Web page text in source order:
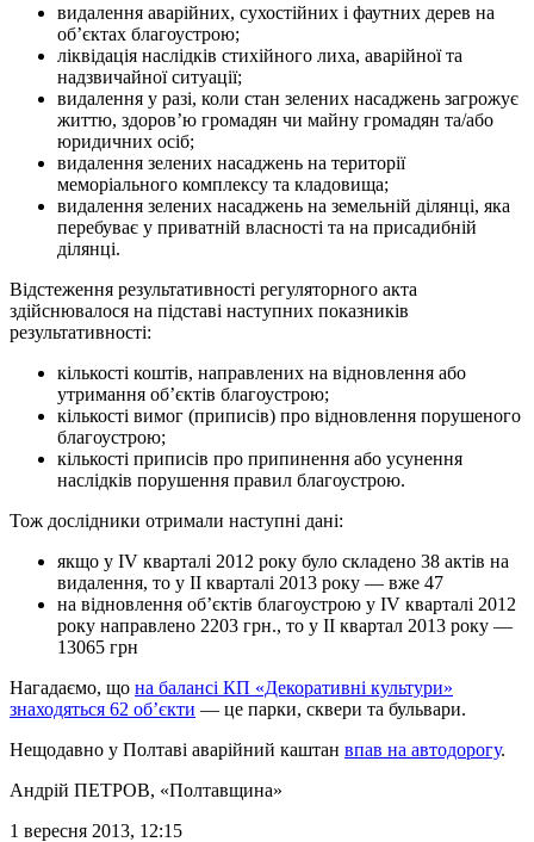
видалення аварійних, сухостійних і фаутних дерев на
об’єктах благоустрою;
ліквідація наслідків стихійного лиха, аварійної та
надзвичайної ситуації;
видалення у разі, коли стан зелених насаджень загрожує
життю, здоров’ю громадян чи майну громадян та/або
юридичних осіб;
видалення зелених насаджень на території
меморіального комплексу та кладовища;
видалення зелених насаджень на земельній ділянці, яка
перебуває у приватній власності та на присадибній
ділянці.
Відстеження результативності регуляторного акта
здійснювалося на підставі наступних показників
результативності:
кількості коштів, направлених на відновлення або
утримання об’єктів благоустрою;
кількості вимог (приписів) про відновлення порушеного
благоустрою;
кількості приписів про припинення або усунення
наслідків порушення правил благоустрою.
Тож дослідники отримали наступні дані:
якщо у ІV кварталі 2012 року було складено 38 актів на
видалення, то у ІІ кварталі 2013 року — вже 47
на відновлення об’єктів благоустрою у ІV кварталі 2012
року направлено 2203 грн., то у ІІ квартал 2013 року —
13065 грн
Нагадаємо, що на балансі КП «Декоративні культури»
знаходяться 62 об’єкти — це парки, сквери та бульвари.
Нещодавно у Полтаві аварійний каштан впав на автодорогу.
Андрій ПЕТРОВ, «Полтавщина»
1 вересня 2013, 12:15